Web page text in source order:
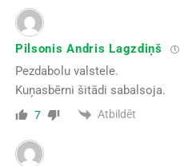
Pilsonis Andris Lagzdiņš
Pezdabolu valstele.
Kuņasbērni šitādi sabalsoja.
7 Atbildēt